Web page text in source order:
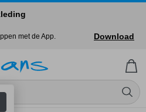
met de App.
Download